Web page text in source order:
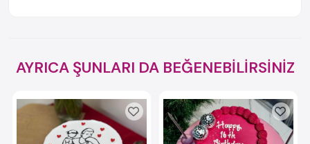
AYRICA ŞUNLARI DA BEĞENEBİLİRSİNİZ